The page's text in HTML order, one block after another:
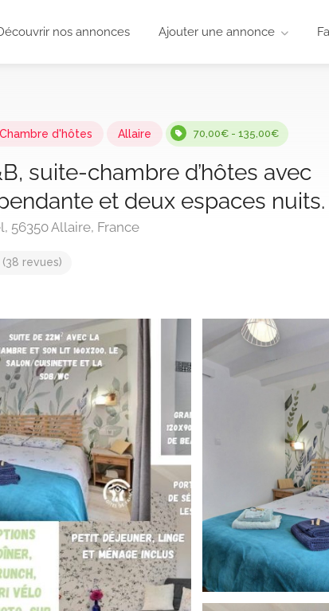
nos annonces Ajouter une annonce
Chambre d'hôtes Allaire 70,00€ - 135,00€
suite-chambre d’hôtes avec
et deux espaces nuits.
56350 Allaire, France
(38 revues)